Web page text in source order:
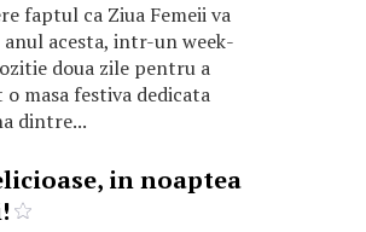
faptul ca Ziua Femeii va
acesta, intr-un week-
doua zile pentru a
masa festiva dedicata
dintre...
in noaptea